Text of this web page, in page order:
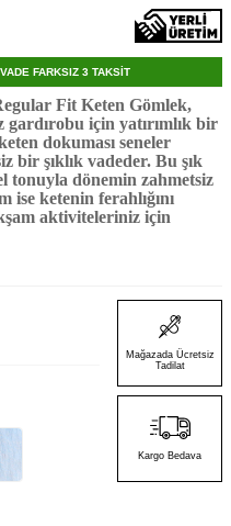
FARKSIZ 3 TAKSİT
Fit Keten Gömlek,
için yatırımlık bir
dokuması seneler
bir şıklık vadeder. Bu şık
tonuyla dönemin zahmetsiz
ise ketenin ferahlığını
aktiviteleriniz için
Mağazada Ücretsiz
Tadilat
Kargo Bedava